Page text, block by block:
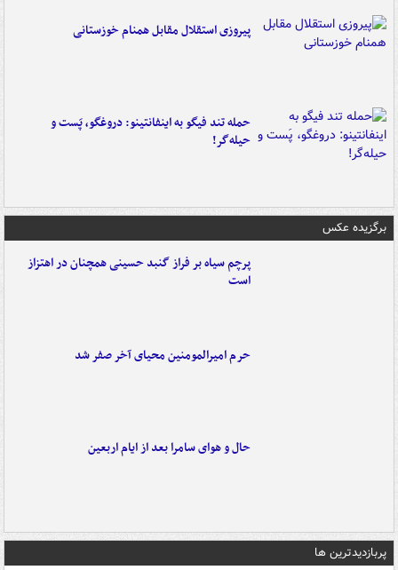
پیروزی استقلال مقابل همنام خوزستانی
حمله تند فیگو به اینفانتینو: دروغگو، پَست‌ و
حیله‌گر!
برگزیده عکس
پرچم سیاه بر فراز گنبد حسینی همچنان در اهتزاز
است
حرم امیرالمومنین محیای آخر صفر شد
حال و هوای سامرا بعد از ایام اربعین
پربازدیدترین ها